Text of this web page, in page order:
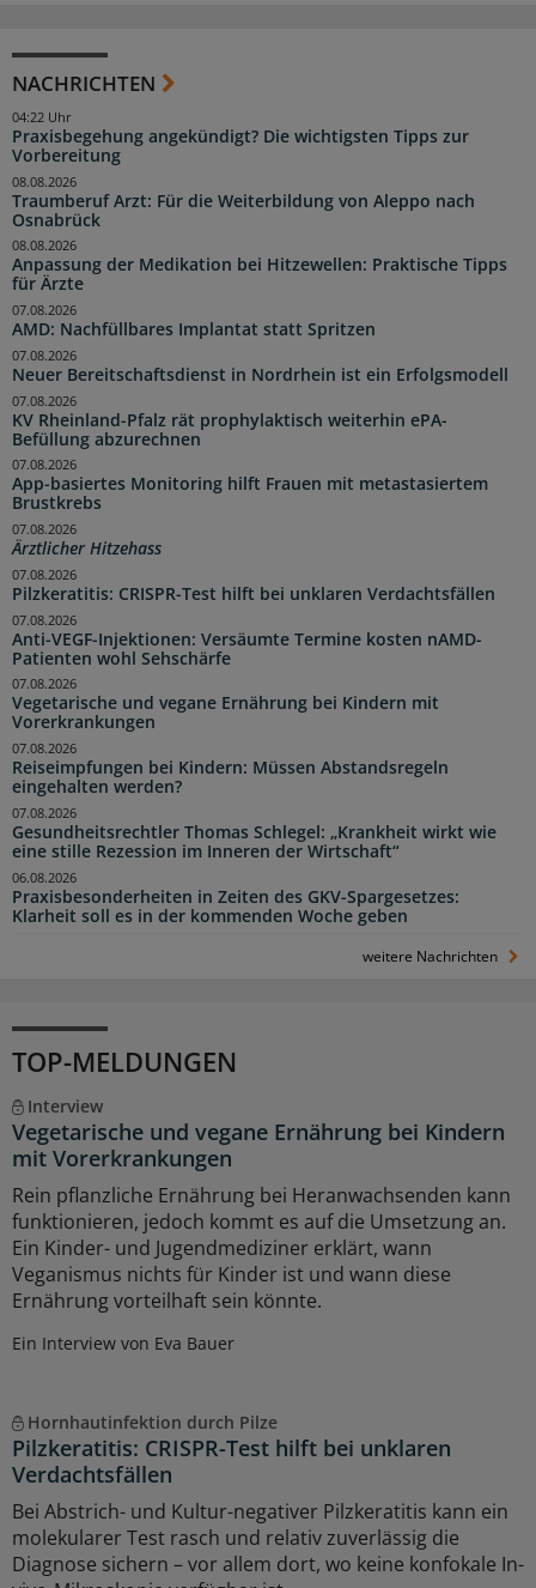
NACHRICHTEN
Praxisbegehung angekündigt? Die wichtigsten Tipps zur
Vorbereitung
04:22 Uhr
Traumberuf Arzt: Für die Weiterbildung von Aleppo nach
Osnabrück
08.08.2026
Anpassung der Medikation bei Hitzewellen: Praktische Tipps
für Ärzte
08.08.2026
AMD: Nachfüllbares Implantat statt Spritzen
07.08.2026
Neuer Bereitschaftsdienst in Nordrhein ist ein Erfolgsmodell
07.08.2026
KV Rheinland-Pfalz rät prophylaktisch weiterhin ePA-
Befüllung abzurechnen
07.08.2026
App-basiertes Monitoring hilft Frauen mit metastasiertem
Brustkrebs
07.08.2026
Ärztlicher Hitzehass
07.08.2026
Pilzkeratitis: CRISPR-Test hilft bei unklaren Verdachtsfällen
07.08.2026
Anti-VEGF-Injektionen: Versäumte Termine kosten nAMD-
Patienten wohl Sehschärfe
07.08.2026
Vegetarische und vegane Ernährung bei Kindern mit
Vorerkrankungen
07.08.2026
Reiseimpfungen bei Kindern: Müssen Abstandsregeln
eingehalten werden?
07.08.2026
Gesundheitsrechtler Thomas Schlegel: „Krankheit wirkt wie
eine stille Rezession im Inneren der Wirtschaft“
07.08.2026
Praxisbesonderheiten in Zeiten des GKV-Spargesetzes:
Klarheit soll es in der kommenden Woche geben
06.08.2026
weitere Nachrichten
TOP-MELDUNGEN
Interview
Vegetarische und vegane Ernährung bei Kindern
mit Vorerkrankungen
Rein pflanzliche Ernährung bei Heranwachsenden kann
funktionieren, jedoch kommt es auf die Umsetzung an.
Ein Kinder- und Jugendmediziner erklärt, wann
Veganismus nichts für Kinder ist und wann diese
Ernährung vorteilhaft sein könnte.
Ein Interview von Eva Bauer
Hornhautinfektion durch Pilze
Pilzkeratitis: CRISPR-Test hilft bei unklaren
Verdachtsfällen
Bei Abstrich- und Kultur-negativer Pilzkeratitis kann ein
molekularer Test rasch und relativ zuverlässig die
Diagnose sichern – vor allem dort, wo keine konfokale In-